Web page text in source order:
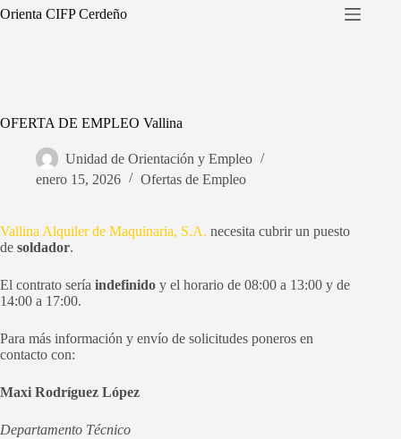
Saltar
al
Orienta CIFP Cerdeño
OFERTA DE EMPLEO Vallina
Unidad de Orientación y Empleo
enero 15, 2026
Ofertas de Empleo
Vallina Alquiler de Maquinaria, S.A. necesita cubrir un puesto
de soldador.
El contrato sería indefinido y el horario de 08:00 a 13:00 y de
14:00 a 17:00.
Para más información y envío de solicitudes poneros en
contacto con:
Maxi Rodríguez López
Departamento Técnico